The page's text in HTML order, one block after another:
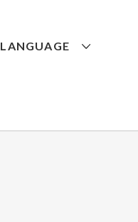
LANGUAGE